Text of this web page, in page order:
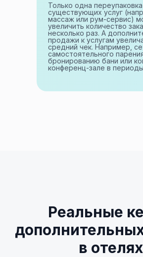
Только одна переупаковка
существующих услуг
массаж или рум-сервис)
увеличить количество
несколько раз. А
продажи к услугам
средний чек. Например,
самостоятельного
бронированию бани или
конференц-зале в
Реальные
в отелях